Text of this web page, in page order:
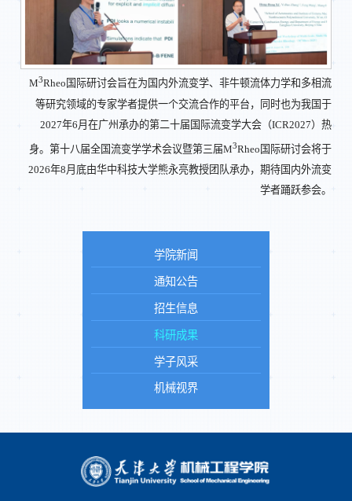
M3Rheo国际研讨会旨在为国内外流变学、非牛顿流体力学和多相流
等研究领域的专家学者提供一个交流合作的平台，同时也为我国于
2027年6月在广州承办的第二十届国际流变学大会（ICR2027）热
身。第十八届全国流变学学术会议暨第三届M3Rheo国际研讨会将于
2026年8月底由华中科技大学熊永亮教授团队承办，期待国内外流变
学者踊跃参会。
学院新闻
通知公告
招生信息
科研成果
学子风采
机械视界